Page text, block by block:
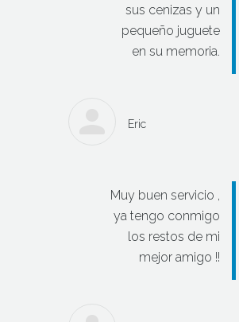
sus cenizas y un
pequeño juguete
en su memoria.
Eric
Muy buen servicio ,
ya tengo conmigo
los restos de mi
mejor amigo !!